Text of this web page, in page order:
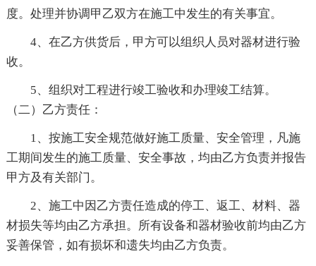
度。处理并协调甲乙双方在施工中发生的有关事宜。
4、在乙方供货后，甲方可以组织人员对器材进行验
收。
5、组织对工程进行竣工验收和办理竣工结算。
（二）乙方责任：
1、按施工安全规范做好施工质量、安全管理，凡施
工期间发生的施工质量、安全事故，均由乙方负责并报告
甲方及有关部门。
2、施工中因乙方责任造成的停工、返工、材料、器
材损失等均由乙方承担。所有设备和器材验收前均由乙方
妥善保管，如有损坏和遗失均由乙方负责。